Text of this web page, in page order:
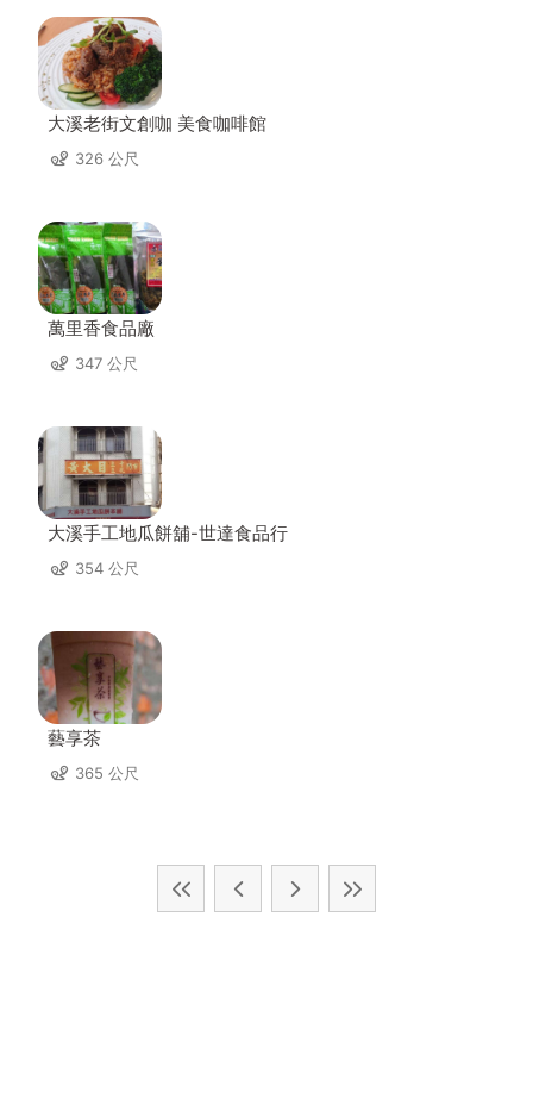
大溪老街文創咖 美食咖啡館
326 公尺
萬里香食品廠
347 公尺
大溪手工地瓜餅舖-世達食品行
354 公尺
藝享茶
365 公尺